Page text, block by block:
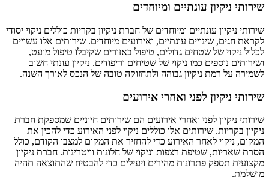
שירותי ניקיון עונתיים ומיוחדים
שירותי ניקיון עונתיים ומיוחדים של חברת ניקיון בקריות כוללים ניקוי יסודי
לקראת חגים, שינויים עונתיים, ואירועים מיוחדים. שירותים אלו עשויים
לכלול ניקוי של שטחים גדולים, טיפול באזורים שקיבלו טיפול מועט,
ושירותים נוספים כמו ניקוי של שטיחים וריפודים. ניקיון עונתי חשוב
לשמירה על רמת ניקיון גבוהה ולתחזוקה טובה של הנכס לאורך השנה.
שירותי ניקיון לפני ואחרי אירועים
שירותי ניקיון לפני ואחרי אירועים הם שירותים חיוניים שמספקת חברת
ניקיון בקריות. שירותים אלו כוללים ניקוי לפני האירוע כדי להכין את
המקום, ניקוי לאחר האירוע כדי להחזיר את המקום למצבו הקודם, כולל
הסרת שאריות, שטיפת רצפות וניקוי של חלונות וויטרינות. חברת ניקיון
מקצועית תספק פתרונות מהירים ויעילים כדי להבטיח שהתוצאה תהיה
מושלמת.